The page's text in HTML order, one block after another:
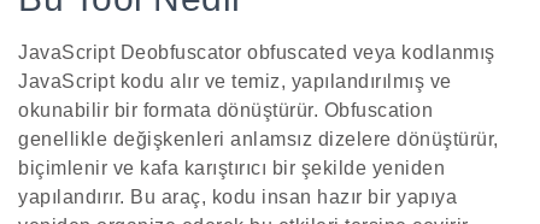
JavaScript Deobfuscator obfuscated veya kodlanmış
JavaScript kodu alır ve temiz, yapılandırılmış ve
okunabilir bir formata dönüştürür. Obfuscation
genellikle değişkenleri anlamsız dizelere dönüştürür,
biçimlenir ve kafa karıştırıcı bir şekilde yeniden
yapılandırır. Bu araç, kodu insan hazır bir yapıya